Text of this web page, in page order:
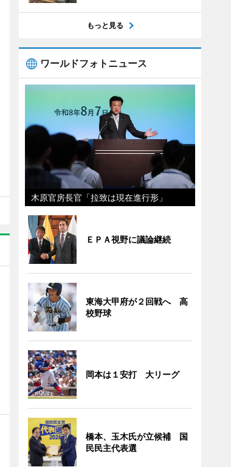
もっと見る
ワールドフォトニュース
木原官房長官「拉致は現在進行形」
ＥＰＡ視野に議論継続
東海大甲府が２回戦へ 高
校野球
岡本は１安打 大リーグ
橋本、玉木氏が立候補 国
民民主代表選